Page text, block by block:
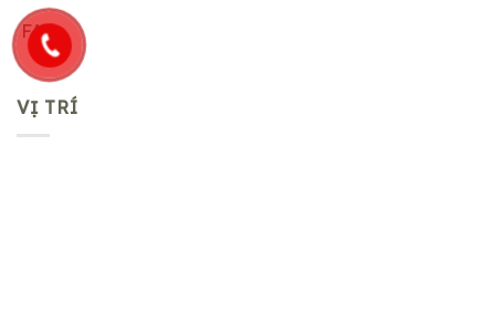
FAQ
VỊ TRÍ